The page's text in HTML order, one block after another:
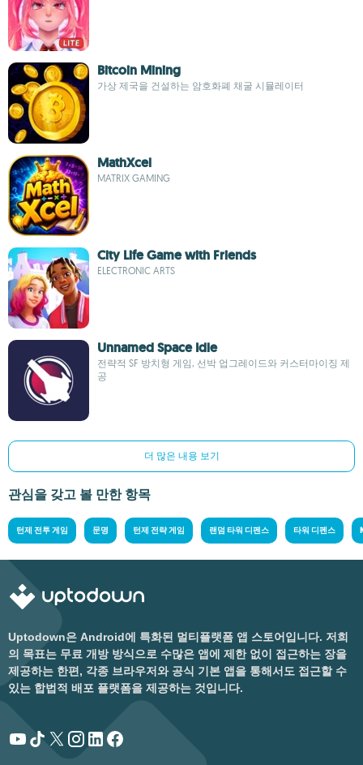
Bitcoin Mining
가상 제국을 건설하는 암호화폐 채굴 시뮬레이터
MathXcel
MATRIX GAMING
City Life Game with Friends
ELECTRONIC ARTS
Unnamed Space Idle
전략적 SF 방치형 게임, 선박 업그레이드와 커스터마이징 제
공
더 많은 내용 보기
관심을 갖고 볼 만한 항목
턴제 전투 게임 문명 턴제 전략 게임 랜덤 타워 디펜스 타워 디펜스
Uptodown은 Android에 특화된 멀티플랫폼 앱 스토어입니다. 저희
의 목표는 무료 개방 방식으로 수많은 앱에 제한 없이 접근하는 장을
제공하는 한편, 각종 브라우저와 공식 기본 앱을 통해서도 접근할 수
있는 합법적 배포 플랫폼을 제공하는 것입니다.